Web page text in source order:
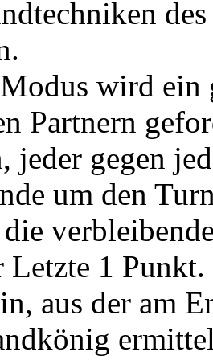
wird ein
Partnern
jeder gegen
um den
Letzte 1
aus der am